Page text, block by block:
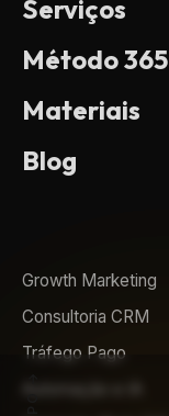
Serviços
Método 365
Materiais
Blog
Growth Marketing
Consultoria CRM
Tráfego Pago